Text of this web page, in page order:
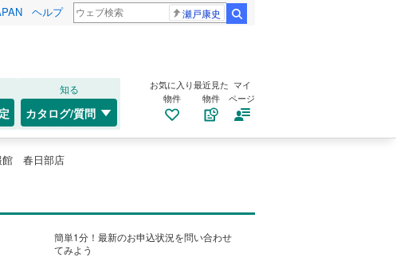
ヘルプ 瀬戸康史
知る
カタログ/質問
お気に入り
物件
最近見た
物件
マイ
ページ
館 春日部店
簡単1分！最新のお申込状況を問い合わせ
てみよう